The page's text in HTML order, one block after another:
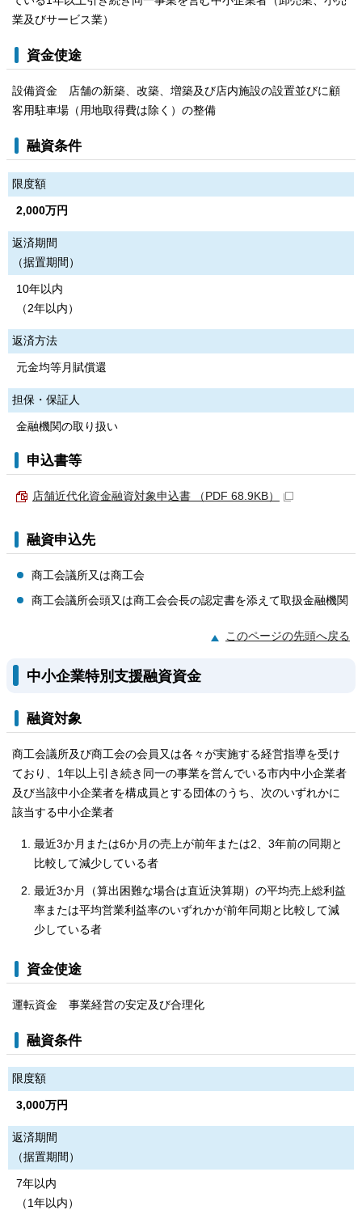
業及びサービス業）
資金使途
設備資金 店舗の新築、改築、増築及び店内施設の設置並びに顧
客用駐車場（用地取得費は除く）の整備
融資条件
限度額
2,000万円
返済期間
（据置期間）
10年以内
（2年以内）
返済方法
元金均等月賦償還
担保・保証人
金融機関の取り扱い
申込書等
店舗近代化資金融資対象申込書 （PDF 68.9KB）
融資申込先
商工会議所又は商工会
商工会議所会頭又は商工会会長の認定書を添えて取扱金融機関
このページの先頭へ戻る
中小企業特別支援融資資金
融資対象
商工会議所及び商工会の会員又は各々が実施する経営指導を受け
ており、1年以上引き続き同一の事業を営んでいる市内中小企業者
及び当該中小企業者を構成員とする団体のうち、次のいずれかに
該当する中小企業者
最近3か月または6か月の売上が前年または2、3年前の同期と
比較して減少している者
最近3か月（算出困難な場合は直近決算期）の平均売上総利益
率または平均営業利益率のいずれかが前年同期と比較して減
少している者
資金使途
運転資金 事業経営の安定及び合理化
融資条件
限度額
3,000万円
返済期間
（据置期間）
7年以内
（1年以内）